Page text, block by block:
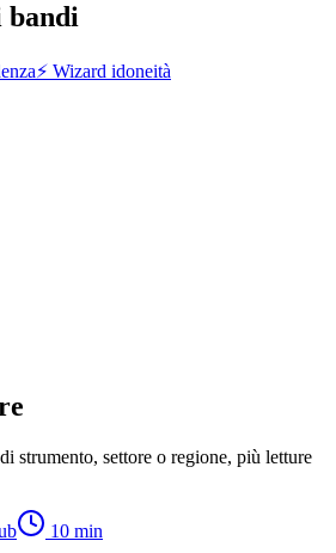
bandi
⚡ Wizard idoneità
strumento, settore o regione, più letture
10 min